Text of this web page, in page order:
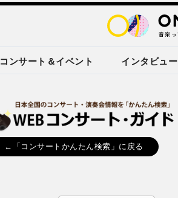
コンサート＆イベント インタビュー
←「コンサートかんたん検索」に戻る